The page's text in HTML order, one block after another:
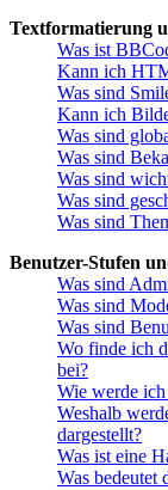
Textformatierung
Was ist
Kann ich
Was sind
Kann ich
Was sind
Was sind
Was sind
Was sind
Was sind
Benutzer-Stufen
Was sind
Was sind
Was sind
Wo finde ich
bei?
Wie werde
Weshalb
dargestellt?
Was ist eine
Was bedeutet